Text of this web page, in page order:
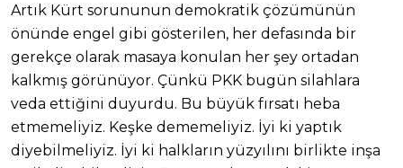
Artık Kürt sorununun demokratik çözümünün
önünde engel gibi gösterilen, her defasında bir
gerekçe olarak masaya konulan her şey ortadan
kalkmış görünüyor. Çünkü PKK bugün silahlara
veda ettiğini duyurdu. Bu büyük fırsatı heba
etmemeliyiz. Keşke dememeliyiz. İyi ki yaptık
diyebilmeliyiz. İyi ki halkların yüzyılını birlikte inşa